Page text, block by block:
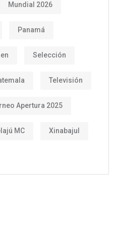
Mundial 2026
Panamá
Selección
Televisión
Apertura 2025
MC Xinabajul